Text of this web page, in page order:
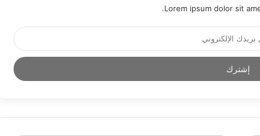
Lorem ipsum dolor sit